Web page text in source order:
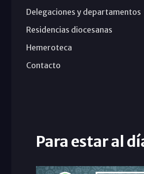
Delegaciones y departamentos
Residencias diocesanas
Hemeroteca
Contacto
Para estar al